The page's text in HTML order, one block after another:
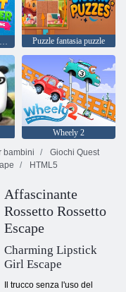
del puzzle master Puzzle fantasia puzzle
Wheely 2
bambini
Giochi Quest
HTML5
Affascinante
Rossetto Rossetto
Escape
Charming Lipstick
Girl Escape
Il trucco senza l'uso del